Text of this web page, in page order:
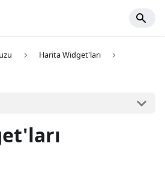
Harita Widget'ları